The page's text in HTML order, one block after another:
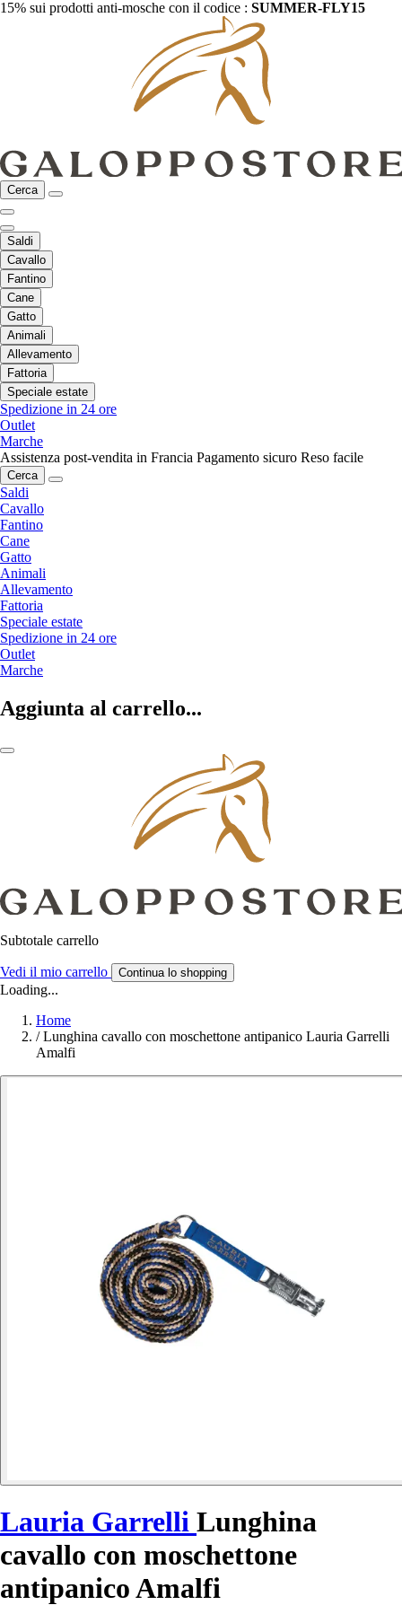
15% sui prodotti anti-mosche con il codice : SUMMER-FLY15
Cerca
Saldi
Cavallo
Fantino
Cane
Gatto
Animali
Allevamento
Fattoria
Speciale estate
Spedizione in 24 ore
Outlet
Marche
Assistenza post-vendita in Francia Pagamento sicuro Reso facile
Cerca
Saldi
Cavallo
Fantino
Cane
Gatto
Animali
Allevamento
Fattoria
Speciale estate
Spedizione in 24 ore
Outlet
Marche
Aggiunta al carrello...
Subtotale carrello
Vedi il mio carrello Continua lo shopping
Loading...
Home
/ Lunghina cavallo con moschettone antipanico Lauria Garrelli
Amalfi
Lauria Garrelli Lunghina
cavallo con moschettone
antipanico Amalfi